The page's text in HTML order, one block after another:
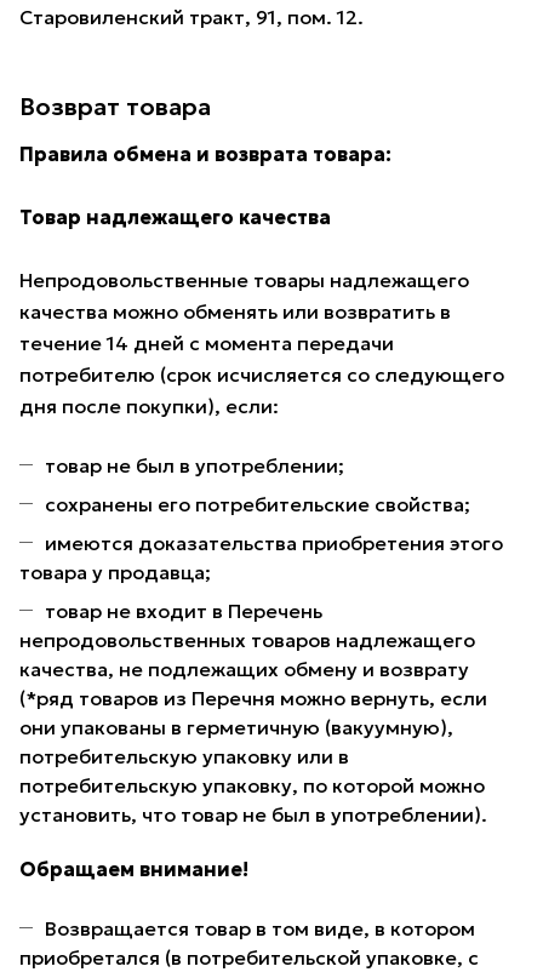
Старовиленский тракт, 91, пом. 12.
Возврат товара
Правила обмена и возврата товара:
Товар надлежащего качества
Непродовольственные товары надлежащего
качества можно обменять или возвратить в
течение 14 дней с момента передачи
потребителю (срок исчисляется со следующего
дня после покупки), если:
товар не был в употреблении;
сохранены его потребительские свойства;
имеются доказательства приобретения этого
товара у продавца;
товар не входит в Перечень
непродовольственных товаров надлежащего
качества, не подлежащих обмену и возврату
(*ряд товаров из Перечня можно вернуть, если
они упакованы в герметичную (вакуумную),
потребительскую упаковку или в
потребительскую упаковку, по которой можно
установить, что товар не был в употреблении).
Обращаем внимание!
Возвращается товар в том виде, в котором
приобретался (в потребительской упаковке, с